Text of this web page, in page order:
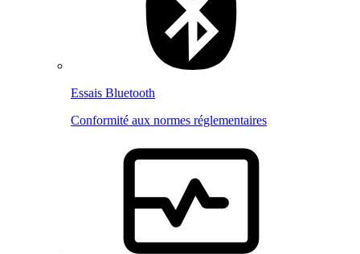
Essais Bluetooth
Conformité aux normes réglementaires